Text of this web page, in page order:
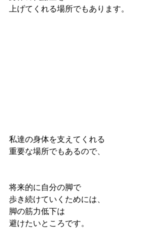
上げてくれる場所でもあります。
私達の身体を支えてくれる
重要な場所でもあるので、
将来的に自分の脚で
歩き続けていくためには、
脚の筋力低下は
避けたいところです。